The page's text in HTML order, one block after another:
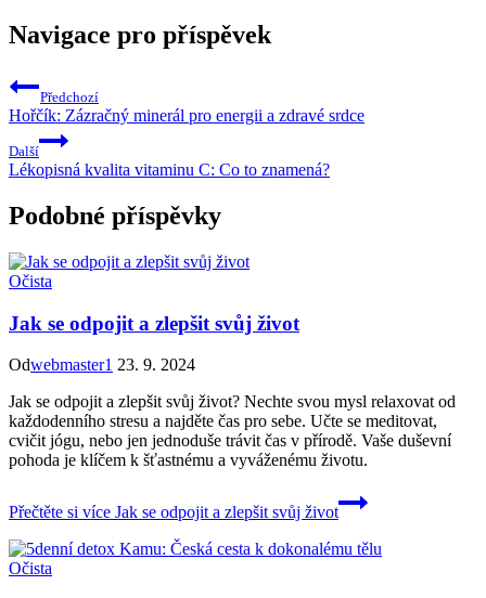
Navigace pro příspěvek
Předchozí
Hořčík: Zázračný minerál pro energii a zdravé srdce
Další
Lékopisná kvalita vitaminu C: Co to znamená?
Podobné příspěvky
Očista
Jak se odpojit a zlepšit svůj život
Odwebmaster1 23. 9. 2024
Jak se odpojit a zlepšit svůj život? Nechte svou mysl relaxovat od
každodenního stresu a najděte čas pro sebe. Učte se meditovat,
cvičit jógu, nebo jen jednoduše trávit čas v přírodě. Vaše duševní
pohoda je klíčem k šťastnému a vyváženému životu.
Přečtěte si více Jak se odpojit a zlepšit svůj život
Očista